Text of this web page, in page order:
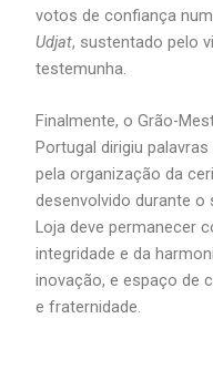
votos de confiança
Udjat, sustentado pelo
testemunha.
Finalmente, o Grão-
Portugal dirigiu
pela organização da
desenvolvido durante o
Loja deve permanecer
integridade e da
inovação, e espaço de
e fraternidade.